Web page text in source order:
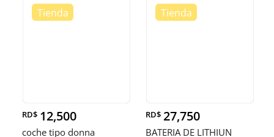
RD$ 12,500
coche tipo donna
RD$ 27,750
BATERIA DE LITHIUN